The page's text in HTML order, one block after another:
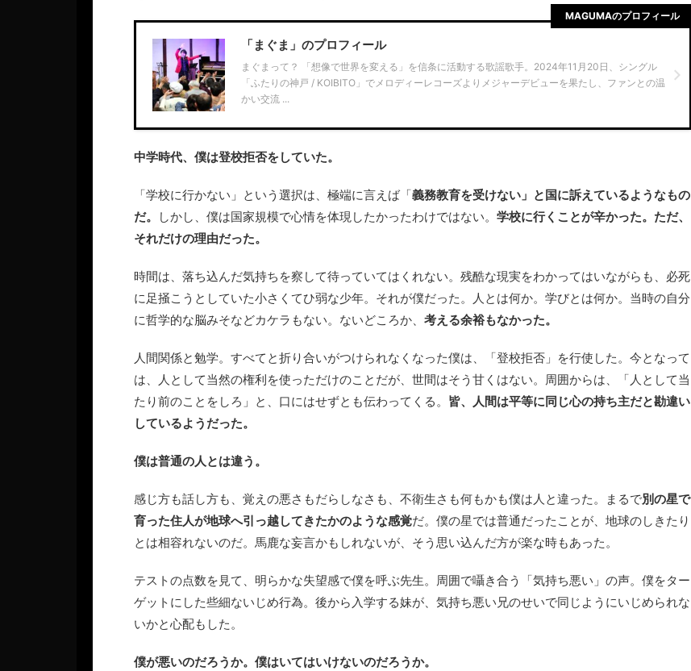
「まぐま」のプロフィール
まぐまって？ 「想像で世界を変える」を信条に活動する歌謡歌手。2024年11月20日、シングル
「ふたりの神戸 / KOIBITO」でメロディーレコーズよりメジャーデビューを果たし、ファンとの温
かい交流 ...
MAGUMAのプロフィール
中学時代、僕は登校拒否をしていた。
「学校に行かない」という選択は、極端に言えば「義務教育を受けない」と国に訴えているようなもの
だ。
しかし、僕は国家規模で心情を体現したかったわけではない。 学校に行くことが辛かった。ただ、
それだけの理由だった。
時間は、落ち込んだ気持ちを察して待っていてはくれない。残酷な現実をわかってはいながらも、必死
に足掻こうとしていた小さくてひ弱な少年。それが僕だった。人とは何か。学びとは何か。当時の自分
に哲学的な脳みそなどカケラもない。ないどころか、 考える余裕もなかった。
人間関係と勉学。すべてと折り合いがつけられなくなった僕は、「登校拒否」を行使した。今となって
は、人として当然の権利を使っただけのことだが、世間はそう甘くはない。周囲からは、「人として当
たり前のことをしろ」と、口にはせずとも伝わってくる。 皆、人間は平等に同じ心の持ち主だと勘違い
しているようだった。
僕は普通の人とは違う。
感じ方も話し方も、覚えの悪さもだらしなさも、不衛生さも何もかも僕は人と違った。まるで別の星で
育った住人が地球へ引っ越してきたかのような感覚だ。僕の星では普通だったことが、地球のしきたり
とは相容れないのだ。馬鹿な妄言かもしれないが、そう思い込んだ方が楽な時もあった。
テストの点数を見て、明らかな失望感で僕を呼ぶ先生。周囲で囁き合う「気持ち悪い」の声。僕をター
ゲットにした些細ないじめ行為。後から入学する妹が、気持ち悪い兄のせいで同じようにいじめられな
いかと心配もした。
僕が悪いのだろうか。僕はいてはいけないのだろうか。